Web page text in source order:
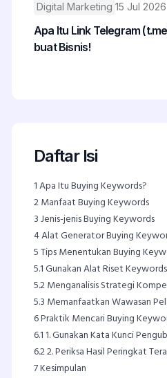
Digital Marketing 15 Jul 2026
Apa Itu Link Telegram
buat Bisnis!
Daftar Isi
1Apa Itu Buying Keywords?
2Manfaat Buying Keywords
3Jenis-jenis Buying Keywords
4Alat Generator Buying
5Tips Menentukan Buying
5.1Gunakan Alat Riset Keywords
5.2Menganalisis Strategi
5.3 Memanfaatkan Wawasan
6Praktik Mencari Buying
6.11. Gunakan Kata Kunci
6.22. Periksa Hasil Peringkat
7Kesimpulan